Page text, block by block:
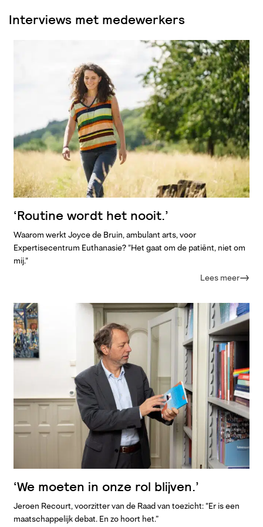
Interviews met medewerkers
‘Routine wordt het nooit.’
Waarom werkt Joyce de Bruin, ambulant arts, voor
Expertisecentrum Euthanasie? "Het gaat om de patiënt, niet om
mij."
Lees meer
‘We moeten in onze rol blijven.’
Jeroen Recourt, voorzitter van de Raad van toezicht: "Er is een
maatschappelijk debat. En zo hoort het.”